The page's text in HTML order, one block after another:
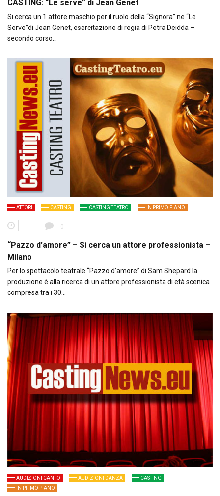
CASTING: “Le serve” di Jean Genet
Si cerca un 1 attore maschio per il ruolo della “Signora” ne “Le
Serve”di Jean Genet, esercitazione di regia di Petra Deidda –
secondo corso…
ATTORI CASTING CASTING TEATRO IN PRIMO PIANO
0
“Pazzo d’amore” – Si cerca un attore professionista –
Milano
Per lo spettacolo teatrale “Pazzo d’amore” di Sam Shepard la
produzione è alla ricerca di un attore professionista di età scenica
compresa tra i 30…
AUDIZIONI CANTO AUDIZIONI DANZA
CASTING
IN PRIMO PIANO